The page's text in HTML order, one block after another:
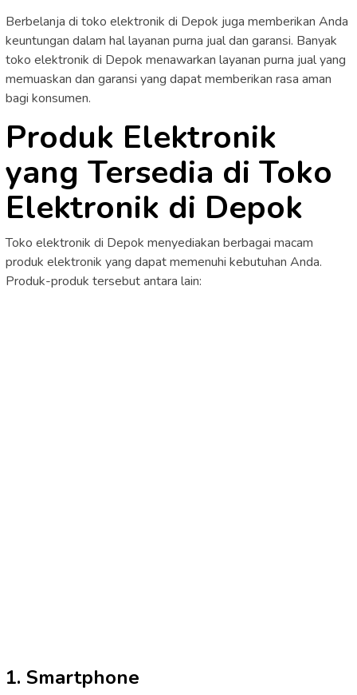
Berbelanja di toko elektronik di Depok juga memberikan Anda
keuntungan dalam hal layanan purna jual dan garansi. Banyak
toko elektronik di Depok menawarkan layanan purna jual yang
memuaskan dan garansi yang dapat memberikan rasa aman
bagi konsumen.
Produk Elektronik
yang Tersedia di Toko
Elektronik di Depok
Toko elektronik di Depok menyediakan berbagai macam
produk elektronik yang dapat memenuhi kebutuhan Anda.
Produk-produk tersebut antara lain:
1. Smartphone